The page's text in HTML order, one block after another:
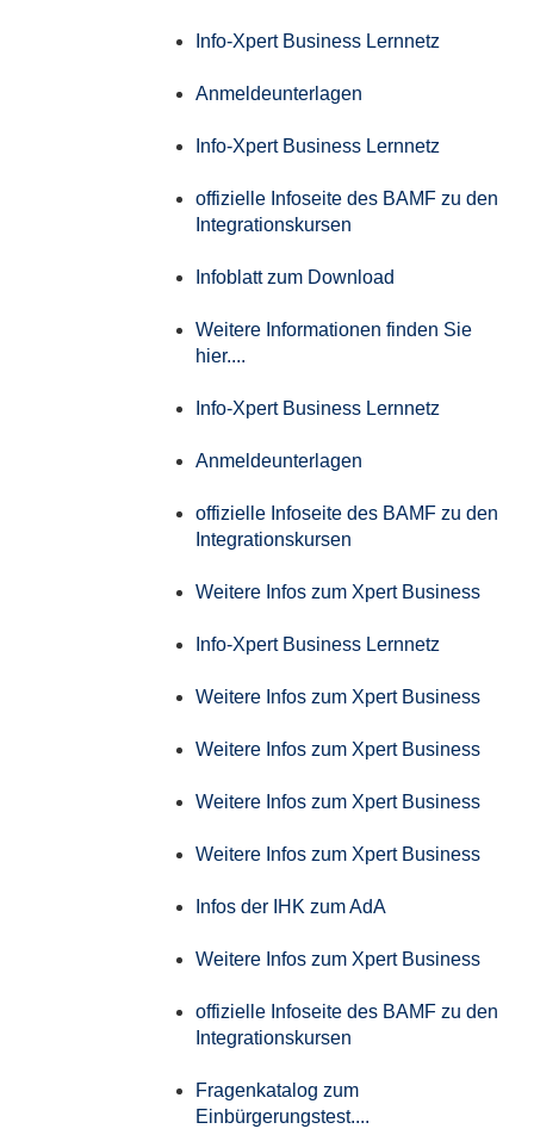
Info-Xpert Business Lernnetz
Anmeldeunterlagen
Info-Xpert Business Lernnetz
offizielle Infoseite des BAMF zu den
Integrationskursen
Infoblatt zum Download
Weitere Informationen finden Sie
hier....
Info-Xpert Business Lernnetz
Anmeldeunterlagen
offizielle Infoseite des BAMF zu den
Integrationskursen
Weitere Infos zum Xpert Business
Info-Xpert Business Lernnetz
Weitere Infos zum Xpert Business
Weitere Infos zum Xpert Business
Weitere Infos zum Xpert Business
Weitere Infos zum Xpert Business
Infos der IHK zum AdA
Weitere Infos zum Xpert Business
offizielle Infoseite des BAMF zu den
Integrationskursen
Fragenkatalog zum
Einbürgerungstest....